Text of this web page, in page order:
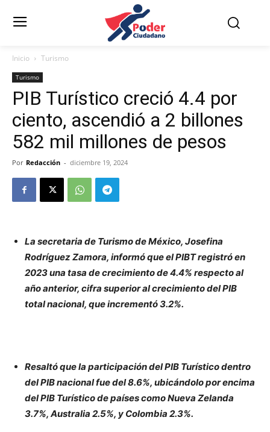
Inicio Turismo
Turismo
PIB Turístico creció 4.4 por
ciento, ascendió a 2 billones
582 mil millones de pesos
Por Redacción - diciembre 19, 2024
La secretaria de Turismo de México, Josefina
Rodríguez Zamora, informó que el PIBT registró en
2023 una tasa de crecimiento de 4.4% respecto al
año anterior, cifra superior al crecimiento del PIB
total nacional, que incrementó 3.2%.
Resaltó que la participación del PIB Turístico dentro
del PIB nacional fue del 8.6%, ubicándolo por encima
del PIB Turístico de países como Nueva Zelanda
3.7%, Australia 2.5%, y Colombia 2.3%.